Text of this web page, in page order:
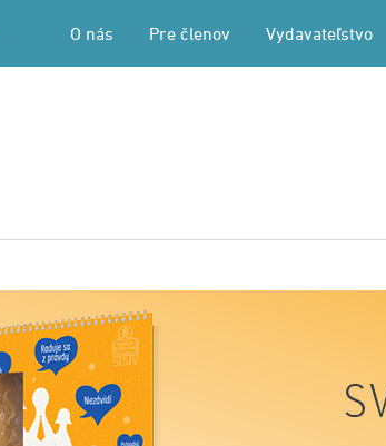
O nás Pre členov Vydavateľstvo